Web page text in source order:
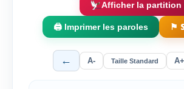
Afficher la partition
🖨️ Imprimer les paroles ⚑
← A- Taille Standard A+